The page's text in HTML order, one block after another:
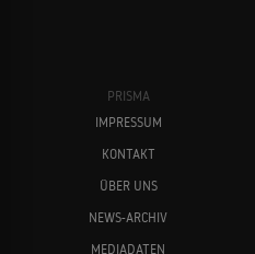
PRISMA
IMPRESSUM
KONTAKT
ÜBER UNS
NEWS-ARCHIV
MEDIADATEN